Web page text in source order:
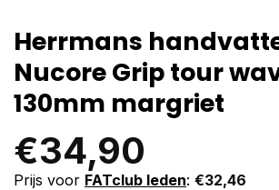
Herrmans
Nucore Grip tour
130mm margriet
€34,90
Prijs voor FATclub leden: €32,46